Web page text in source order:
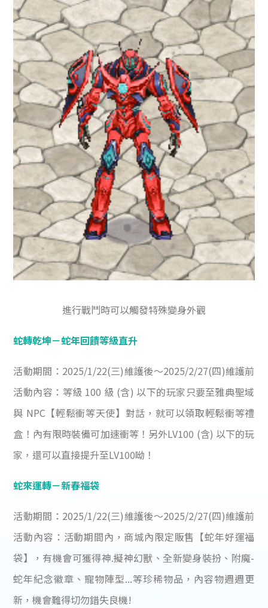
進行戰鬥時可以觸發特殊變身外觀
蛇轉乾坤－蛇年回饋等級直升
活動期間：2025/1/22(三)維護後～2025/2/27(四)維護前
活動內容：等級 100 級 (含) 以下的玩家只要至雅典聖域
與 NPC【輕鬆衝等天使】對話，就可以領取輕鬆衝等禮
盒！內有限時裝備可加速衝等！另外LV100 (含) 以下的玩
家，還可以直接提升至LV100呦！
蛇來運轉－新春福袋
活動期間：2025/1/22(三)維護後～2025/2/27(四)維護前
活動內容：活動期間內，商城內限定販售【蛇年好運福
袋】，有機會可獲得神.擬神幻獸、全新變身裝扮、附魔-
蛇年紀念徽章、寵物陣型...等珍稀物品，內容物週週更
新，機會難得切勿錯失良機!